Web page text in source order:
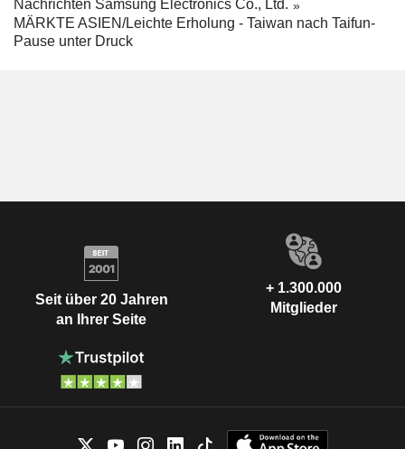
Nachrichten Samsung Electronics Co., Ltd.
MÄRKTE ASIEN/Leichte Erholung - Taiwan nach Taifun-
Pause unter Druck
Seit über 20 Jahren
an Ihrer Seite
+ 1.300.000
Mitglieder